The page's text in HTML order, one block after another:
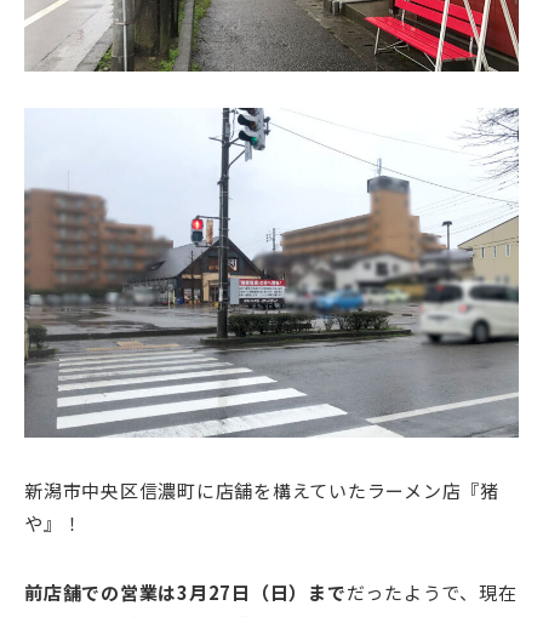
新潟市中央区信濃町に店舗を構えていたラーメン店『猪
や』！
前店舗での営業は3月27日（日）までだったようで、現在